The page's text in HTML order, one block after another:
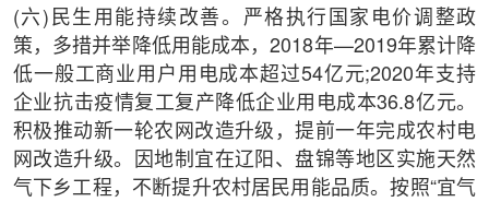
(六)民生用能持续改善。严格执行国家电价调整政
策，多措并举降低用能成本，2018年—2019年累计降
低一般工商业用户用电成本超过54亿元;2020年支持
企业抗击疫情复工复产降低企业用电成本36.8亿元。
积极推动新一轮农网改造升级，提前一年完成农村电
网改造升级。因地制宜在辽阳、盘锦等地区实施天然
气下乡工程，不断提升农村居民用能品质。按照“宜气